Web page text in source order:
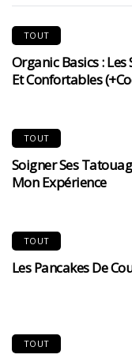
TOUT
Organic Basics :
Et Confortables
TOUT
Soigner Ses
Mon Expérience
TOUT
Les Pancakes De
TOUT